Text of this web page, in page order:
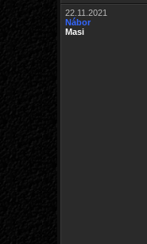
22.11.2021
Nábor
Masi